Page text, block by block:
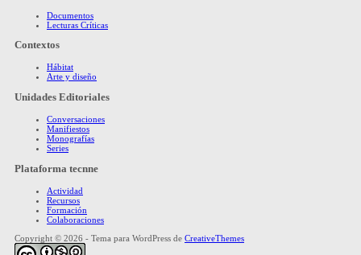
Documentos
Lecturas Críticas
Contextos
Hábitat
Arte y diseño
Unidades Editoriales
Conversaciones
Manifiestos
Monografías
Series
Plataforma tecnne
Actividad
Recursos
Formación
Colaboraciones
Copyright © 2026 - Tema para WordPress de CreativeThemes